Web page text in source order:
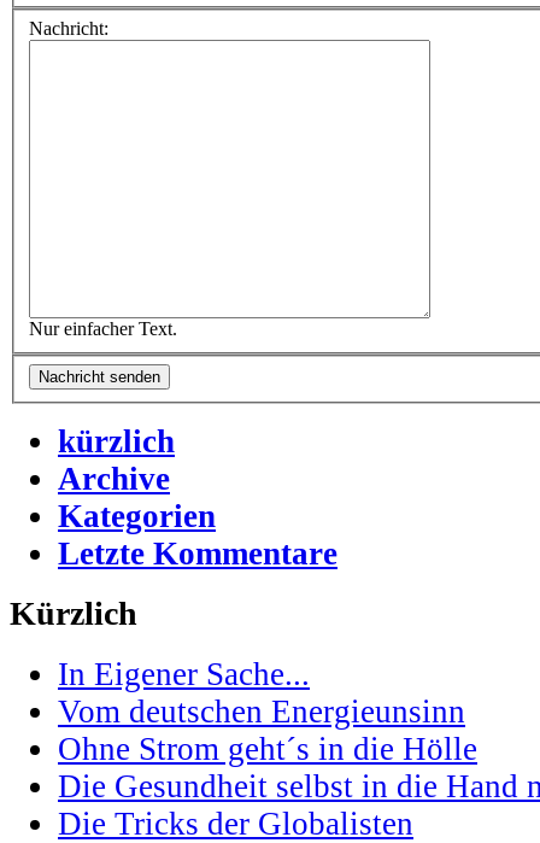
Nachricht:
Nur einfacher Text.
kürzlich
Archive
Kategorien
Letzte Kommentare
Kürzlich
In Eigener Sache...
Vom deutschen Energieunsinn
Ohne Strom geht´s in die Hölle
Die Gesundheit selbst in die Hand
Die Tricks der Globalisten